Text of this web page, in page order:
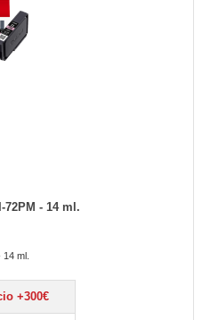
72PM - 14 ml.
ml.
+300€